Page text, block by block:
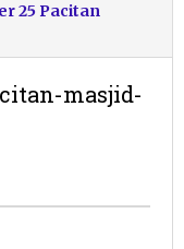
25 Pacitan
masjid-